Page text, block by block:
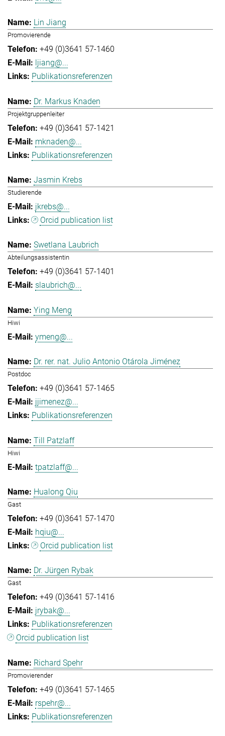
Lin Jiang
Promovierende
+49 (0)3641 57-1460
ljiang@...
Publikationsreferenzen
Dr. Markus Knaden
Projektgruppenleiter
+49 (0)3641 57-1421
mknaden@...
Publikationsreferenzen
Jasmin Krebs
Studierende
jkrebs@...
Orcid publication list
Swetlana Laubrich
Abteilungsassistentin
+49 (0)3641 57-1401
slaubrich@...
Ying Meng
Hiwi
ymeng@...
Dr. rer. nat. Julio Antonio Otárola Jiménez
Postdoc
+49 (0)3641 57-1465
jjimenez@...
Publikationsreferenzen
Till Patzlaff
Hiwi
tpatzlaff@...
Hualong Qiu
Gast
+49 (0)3641 57-1470
hqiu@...
Orcid publication list
Dr. Jürgen Rybak
Gast
+49 (0)3641 57-1416
jrybak@...
Publikationsreferenzen
Orcid publication list
Richard Spehr
Promovierender
+49 (0)3641 57-1465
rspehr@...
Publikationsreferenzen